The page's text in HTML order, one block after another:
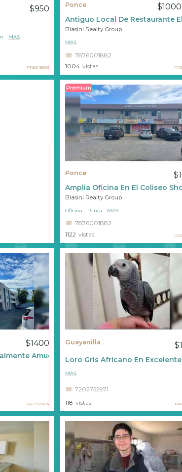
$950
MAS
PR62118309
Ponce
Antiguo Local De Restaurante
Blasini Realty Group
7876001882
MAS
1004 vistas
Premium
Ponce
Amplia Oficina En El Coliseo
Blasini Realty Group
7876001882
Oficina Renta MAS
1122 vistas
$1400
Amueblado Y Equipado
PR22927474
Guayanilla
Loro Gris Africano En Excelente
7202752971
MAS
118 vistas